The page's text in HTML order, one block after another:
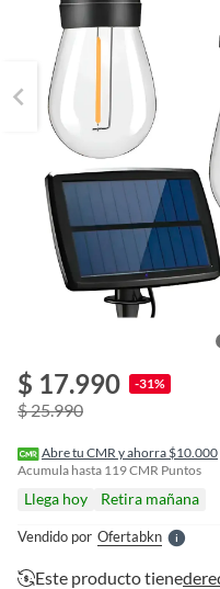
$ 17.990 -31%
$ 25.990
Abre tu CMR y ahorra $10.000
Acumula hasta 119CMR Puntos
Llega hoy Retira mañana
Vendido por OfertabknS
l
e
r
f
o
Este producto tiene